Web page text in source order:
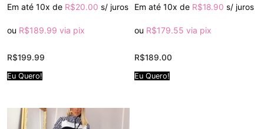
Em até 10x de R$20.00 s/ juros
ou R$189.99 via pix
R$199.99
Eu Quero!
Em até 10x de R$18.90 s/ juros
ou R$179.55 via pix
R$189.00
Eu Quero!